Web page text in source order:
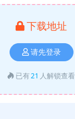
下载地址
请先登录
已有21 人解锁查看